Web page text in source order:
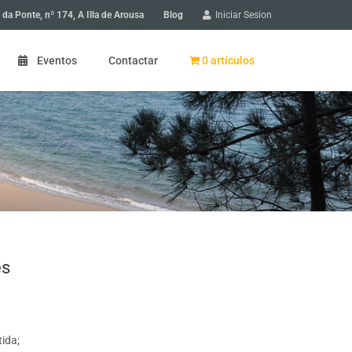
da Ponte, nº 174, A Illa de Arousa Blog Iniciar Sesion
Arousa: paseo en bicicleta
Arousa: Gyncana en bicicleta
Eventos Contactar 0 artículos